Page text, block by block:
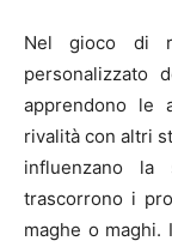
Nel gioco di
personalizzato
apprendono le
rivalità con altri
influenzano la
trascorrono i
maghe o maghi.